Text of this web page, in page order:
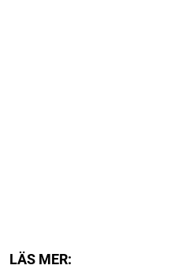
LÄS MER: